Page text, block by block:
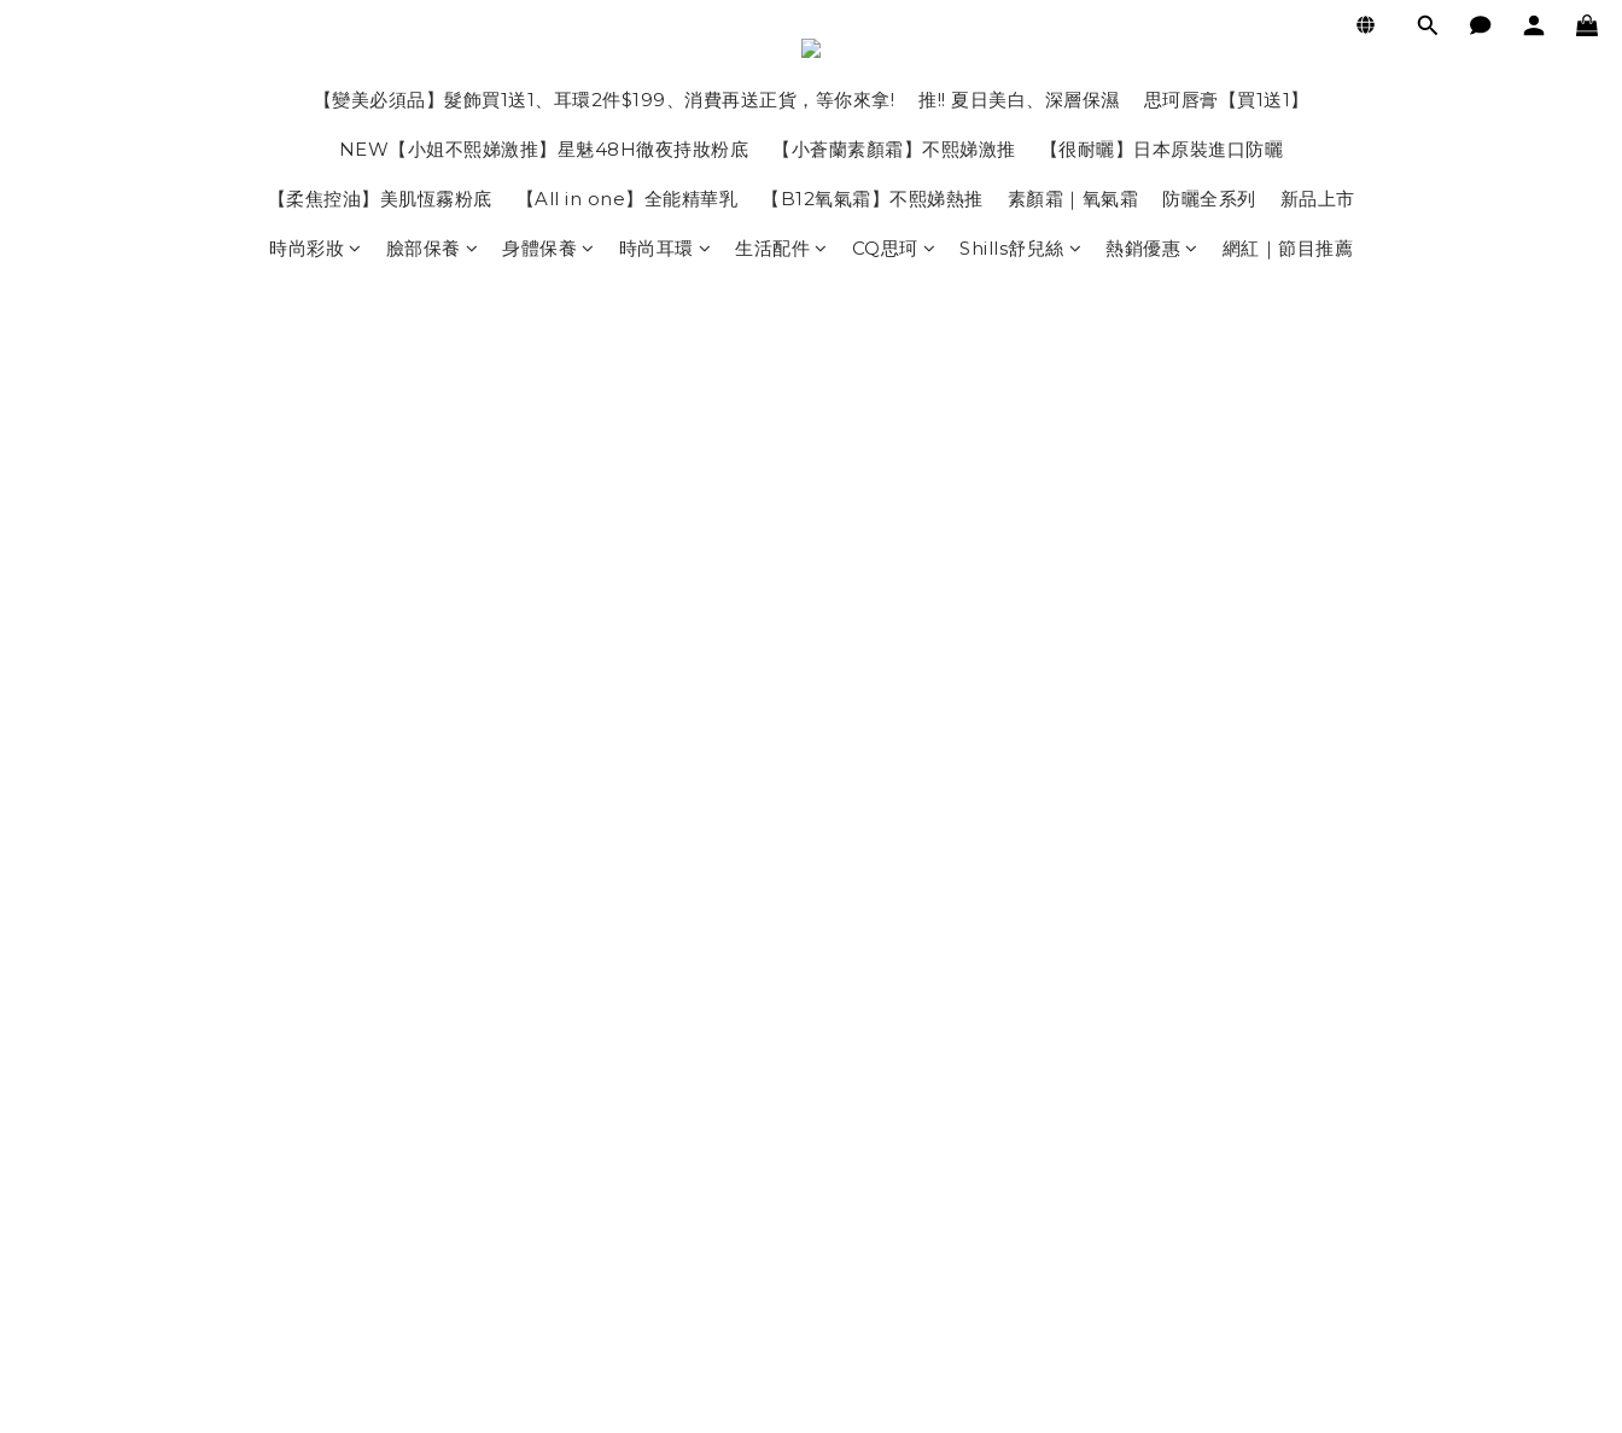
【變美必須品】髮飾買1送1、耳環2件$199、消費再送正貨，等你來拿! 推!! 夏日美白、深層保濕 思珂唇膏【買1送1】
NEW【小姐不熙娣激推】星魅48H徹夜持妝粉底 【小蒼蘭素顏霜】不熙娣激推 【很耐曬】日本原裝進口防曬
【柔焦控油】美肌恆霧粉底 【All in one】全能精華乳 【B12氧氣霜】不熙娣熱推 素顏霜｜氧氣霜 防曬全系列 新品上市
時尚彩妝 臉部保養 身體保養 時尚耳環 生活配件 CQ思珂 Shills舒兒絲 熱銷優惠 網紅｜節目推薦